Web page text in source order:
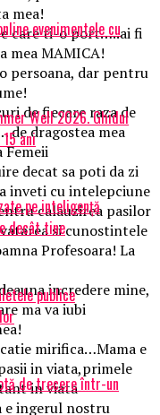
mea!
care ti-o port…..ai fi
mea MAMICA!
persoana, dar pentru
de fiecare raza de
de dragostea mea
Femeii
decat sa poti da zi
inveti cu intelepciune
calauzirea pasilor
si cunostintele
Profesoara! La
incredere mine,
ma va iubi
mirifica…Mama e
in viata,primele
in viata
e ingerul nostru
evenimentele cu
Well 2026. Ghidul
ani
pe inteligență
decât tine
publice
de trecere într-un